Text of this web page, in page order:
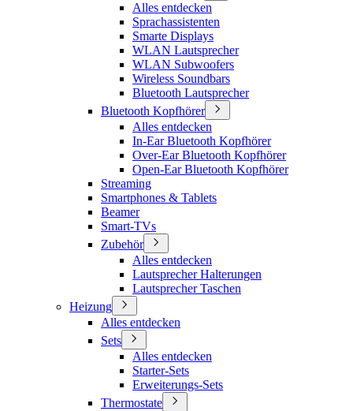
Alles entdecken
Sprachassistenten
Smarte Displays
WLAN Lautsprecher
WLAN Subwoofers
Wireless Soundbars
Bluetooth Lautsprecher
Bluetooth Kopfhörer
Alles entdecken
In-Ear Bluetooth Kopfhörer
Over-Ear Bluetooth Kopfhörer
Open-Ear Bluetooth Kopfhörer
Streaming
Smartphones & Tablets
Beamer
Smart-TVs
Zubehör
Alles entdecken
Lautsprecher Halterungen
Lautsprecher Taschen
Heizung
Alles entdecken
Sets
Alles entdecken
Starter-Sets
Erweiterungs-Sets
Thermostate